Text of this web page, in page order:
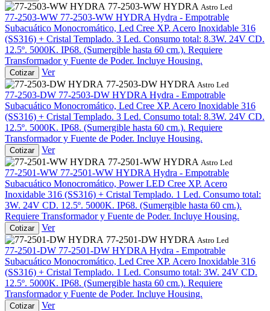
77-2503-WW HYDRA Astro Led
77-2503-WW 77-2503-WW HYDRA Hydra - Empotrable
Subacuático Monocromático, Led Cree XP. Acero Inoxidable 316
(SS316) + Cristal Templado. 3 Led. Consumo total: 8.3W. 24V CD.
12.5º. 5000K. IP68. (Sumergible hasta 60 cm.). Requiere
Transformador y Fuente de Poder. Incluye Housing.
Cotizar
Ver
77-2503-DW HYDRA Astro Led
77-2503-DW 77-2503-DW HYDRA Hydra - Empotrable
Subacuático Monocromático, Led Cree XP. Acero Inoxidable 316
(SS316) + Cristal Templado. 3 Led. Consumo total: 8.3W. 24V CD.
12.5º. 5000K. IP68. (Sumergible hasta 60 cm.). Requiere
Transformador y Fuente de Poder. Incluye Housing.
Cotizar
Ver
77-2501-WW HYDRA Astro Led
77-2501-WW 77-2501-WW HYDRA Hydra - Empotrable
Subacuático Monocromático, Power LED Cree XP. Acero
Inoxidable 316 (SS316) + Cristal Templado. 1 Led. Consumo total:
3W. 24V CD. 12.5º. 5000K. IP68. (Sumergible hasta 60 cm.).
Requiere Transformador y Fuente de Poder. Incluye Housing.
Cotizar
Ver
77-2501-DW HYDRA Astro Led
77-2501-DW 77-2501-DW HYDRA Hydra - Empotrable
Subacuático Monocromático, Led Cree XP. Acero Inoxidable 316
(SS316) + Cristal Templado. 1 Led. Consumo total: 3W. 24V CD.
12.5º. 5000K. IP68. (Sumergible hasta 60 cm.). Requiere
Transformador y Fuente de Poder. Incluye Housing.
Cotizar
Ver